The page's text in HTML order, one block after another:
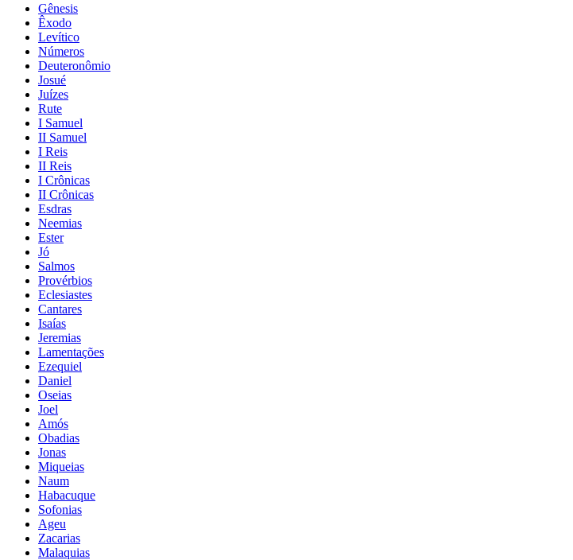
Gênesis
Êxodo
Levítico
Números
Deuteronômio
Josué
Juízes
Rute
I Samuel
II Samuel
I Reis
II Reis
I Crônicas
II Crônicas
Esdras
Neemias
Ester
Jó
Salmos
Provérbios
Eclesiastes
Cantares
Isaías
Jeremias
Lamentações
Ezequiel
Daniel
Oseias
Joel
Amós
Obadias
Jonas
Miqueias
Naum
Habacuque
Sofonias
Ageu
Zacarias
Malaquias